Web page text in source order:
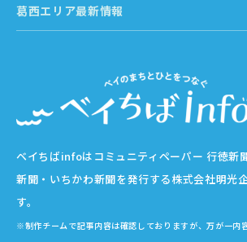
ベイちばinfoはコミュニティペーパー 行徳新
新聞・いちかわ新聞を発行する株式会社明光
す。
※制作チームで記事内容は確認しておりますが、万が一内
葛西エリア最新情報